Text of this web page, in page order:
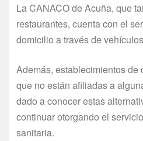
La CANACO de Acuña, que
restaurantes, cuenta con el
domicilio a través de
Además, establecimientos de
que no están afiliadas a
dado a conocer estas
continuar otorgando el
sanitaria.